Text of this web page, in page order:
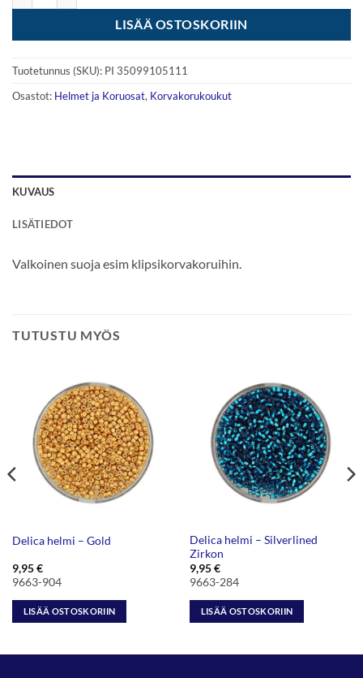
LISÄÄ OSTOSKORIIN
Tuotetunnus (SKU): PI 35099105111
Osastot: Helmet ja Koruosat, Korvakorukoukut
KUVAUS
LISÄTIEDOT
Valkoinen suoja esim klipsikorvakoruihin.
TUTUSTU MYÖS
Delica helmi – Gold
9,95€
9663-904
LISÄÄ OSTOSKORIIN
Delica helmi – Silverlined
Zirkon
9,95€
9663-284
LISÄÄ OSTOSKORIIN